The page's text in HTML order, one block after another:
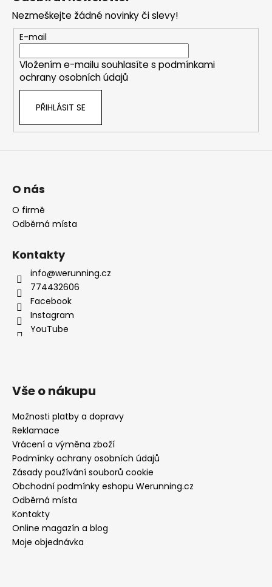
Nezmeškejte žádné novinky či slevy!
E-mail
Vložením e-mailu souhlasíte s podmínkami
ochrany osobních údajů
PŘIHLÁSIT SE
O nás
O firmě
Odběrná místa
Kontakty
info@werunning.cz
774432606
Facebook
Instagram
YouTube
Vše o nákupu
Možnosti platby a dopravy
Reklamace
Vrácení a výměna zboží
Podmínky ochrany osobních údajů
Zásady používání souborů cookie
Obchodní podmínky eshopu Werunning.cz
Odběrná místa
Kontakty
Online magazín a blog
Moje objednávka